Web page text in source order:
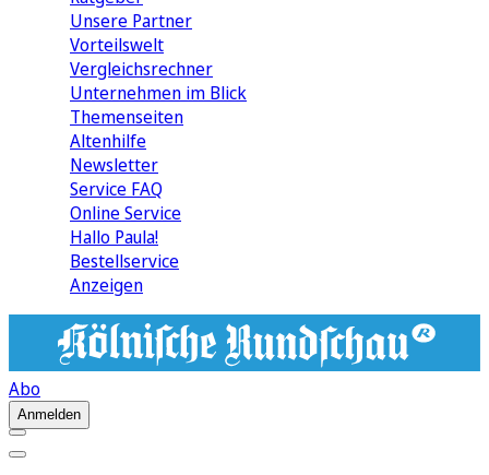
Unsere Partner
Vorteilswelt
Vergleichsrechner
Unternehmen im Blick
Themenseiten
Altenhilfe
Newsletter
Service FAQ
Online Service
Hallo Paula!
Bestellservice
Anzeigen
Abo
Anmelden